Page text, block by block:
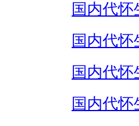
国内代怀
国内代怀
国内代
国内代怀